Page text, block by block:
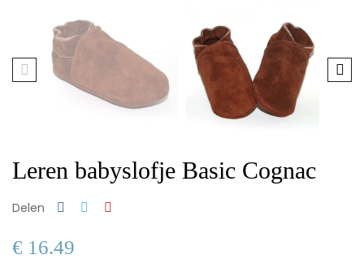
Leren babyslofje Basic Cognac
Delen
€ 16.49